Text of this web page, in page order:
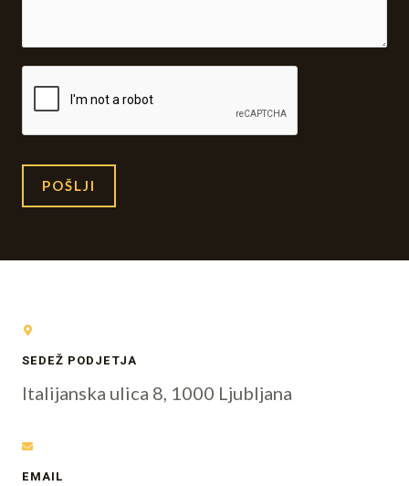
POŠLJI
SEDEŽ PODJETJA
Italijanska ulica 8, 1000 Ljubljana
EMAIL